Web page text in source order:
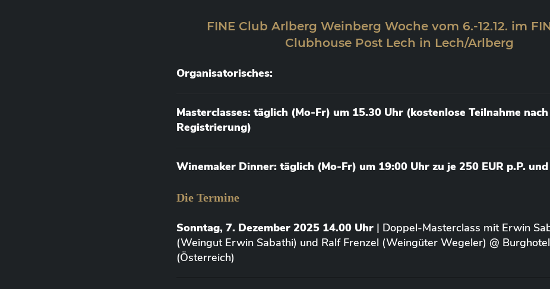
FINE Club Arlberg Weinberg Woche vom 6.-12.12. im
Clubhouse Post Lech in Lech/Arlberg
Organisatorisches:
Masterclasses: täglich (Mo-Fr) um 15.30 Uhr (kostenlose Teilnahme nach
Registrierung)
Winemaker Dinner: täglich (Mo-Fr) um 19:00 Uhr zu je 250 EUR p.P.
Die Termine
Sonntag, 7. Dezember 2025 14.00 Uhr | Doppel-Masterclass mit Erwin
(Weingut Erwin Sabathi) und Ralf Frenzel (Weingüter Wegeler) @
(Österreich)